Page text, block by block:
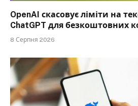
OpenAI скасовує ліміти на
ChatGPT для безкоштовних
8 Серпня 2026